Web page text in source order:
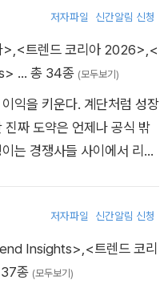
기 위해 2025년 명예퇴직
다양하게 활동하려고 노력
and market trend analy
books including Trend K
series, Market Kurly I
Trend China, What Co
He also wrote essay b
in 17 countries. He ha
consumer needs fi
at CTC. She holds a BA,
the annually pub
as well as Trend C
Thirty-Nine , the Kor
She previously worked
Economic Researc
serves on advisory co
including LG U+, Han
Statistics Korea, the
서른아홉』, 〈대한민국 외식
턴주립대학교에서 공동연구
레·SK·코웨이·CJ 등 다수
장, 한국수력원자력 홍보자문
위원, 피데스 개발 ‘공간보고
》에 ‘최지혜의 트렌드 인사
재한다. Jihye Choi i
received her M.A. and
lifestyle analysis, p
저자파일 신간알림 신청
>,<트렌드 코리아 2026>,<
… 총 34종 (모두보기)
익을 키운다. 계단처럼 성장
짜 도약은 언제나 공식 밖
는 경쟁사들 사이에서 리스
브랜드가 빠르게 소비되고
는 브랜드, 한결같은 태도를
이 있다. 모두가 속도로 자
저자파일 신간알림 신청
Insights>,<트렌드 코리
종 (모두보기)